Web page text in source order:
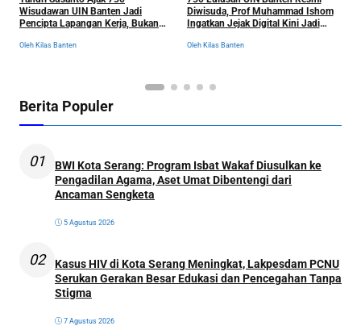
Wisudawan UIN Banten Jadi
Pencipta Lapangan Kerja, Bukan
Oleh Kilas Banten
Diwisuda, Prof Muhammad Ishom
Ingatkan Jejak Digital Kini Jadi
Oleh Kilas Banten
Berita Populer
01
BWI Kota Serang: Program Isbat Wakaf Diusulkan ke
Pengadilan Agama, Aset Umat Dibentengi dari
Ancaman Sengketa
5 Agustus 2026
02
Kasus HIV di Kota Serang Meningkat, Lakpesdam PCNU
Serukan Gerakan Besar Edukasi dan Pencegahan Tanpa
Stigma
7 Agustus 2026